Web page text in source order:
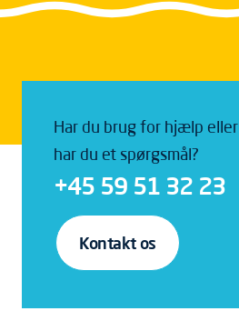
Har du brug for hjælp eller
har du et spørgsmål?
+45 59 51 32 23
Kontakt os